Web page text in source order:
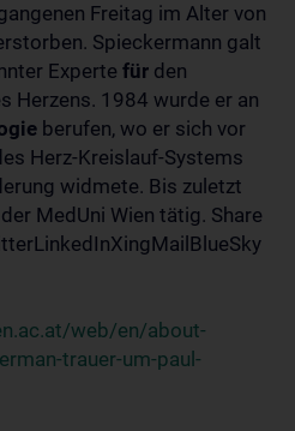
Freitag im Alter von
Spieckermann galt
Experte für den
Herzens. 1984 wurde er an
berufen, wo er sich vor
Herz-Kreislauf-Systems
widmete. Bis zuletzt
MedUni Wien tätig. Share
web/en/about-
trauer-um-paul-